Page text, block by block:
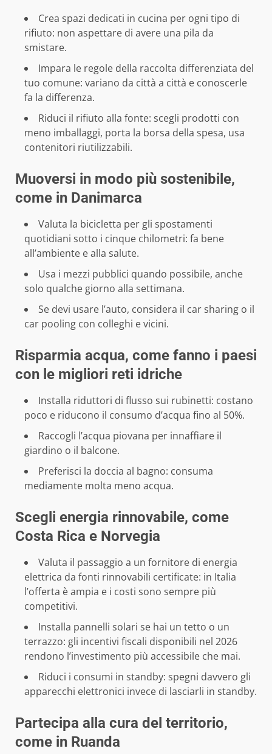
Crea spazi dedicati in cucina per ogni tipo di
rifiuto: non aspettare di avere una pila da
smistare.
Impara le regole della raccolta differenziata del
tuo comune: variano da città a città e conoscerle
fa la differenza.
Riduci il rifiuto alla fonte: scegli prodotti con
meno imballaggi, porta la borsa della spesa, usa
contenitori riutilizzabili.
Muoversi in modo più sostenibile,
come in Danimarca
Valuta la bicicletta per gli spostamenti
quotidiani sotto i cinque chilometri: fa bene
all’ambiente e alla salute.
Usa i mezzi pubblici quando possibile, anche
solo qualche giorno alla settimana.
Se devi usare l’auto, considera il car sharing o il
car pooling con colleghi e vicini.
Risparmia acqua, come fanno i paesi
con le migliori reti idriche
Installa riduttori di flusso sui rubinetti: costano
poco e riducono il consumo d’acqua fino al 50%.
Raccogli l’acqua piovana per innaffiare il
giardino o il balcone.
Preferisci la doccia al bagno: consuma
mediamente molta meno acqua.
Scegli energia rinnovabile, come
Costa Rica e Norvegia
Valuta il passaggio a un fornitore di energia
elettrica da fonti rinnovabili certificate: in Italia
l’offerta è ampia e i costi sono sempre più
competitivi.
Installa pannelli solari se hai un tetto o un
terrazzo: gli incentivi fiscali disponibili nel 2026
rendono l’investimento più accessibile che mai.
Riduci i consumi in standby: spegni davvero gli
apparecchi elettronici invece di lasciarli in standby.
Partecipa alla cura del territorio,
come in Ruanda